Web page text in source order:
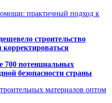
практичный подход к
строительство
700 потенциальных
безопасности страны
материалов оптом